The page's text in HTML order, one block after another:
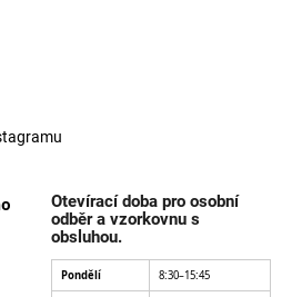
Otevírací doba pro osobní
odběr a vzorkovnu s
obsluhou.
Pondělí 8:30–15:45